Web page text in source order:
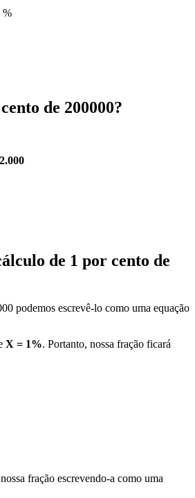
%
de 200000?
2.000
de 1 por cento de
podemos escrevê-lo como uma equação
X = 1%. Portanto, nossa fração ficará
fração escrevendo-a como uma